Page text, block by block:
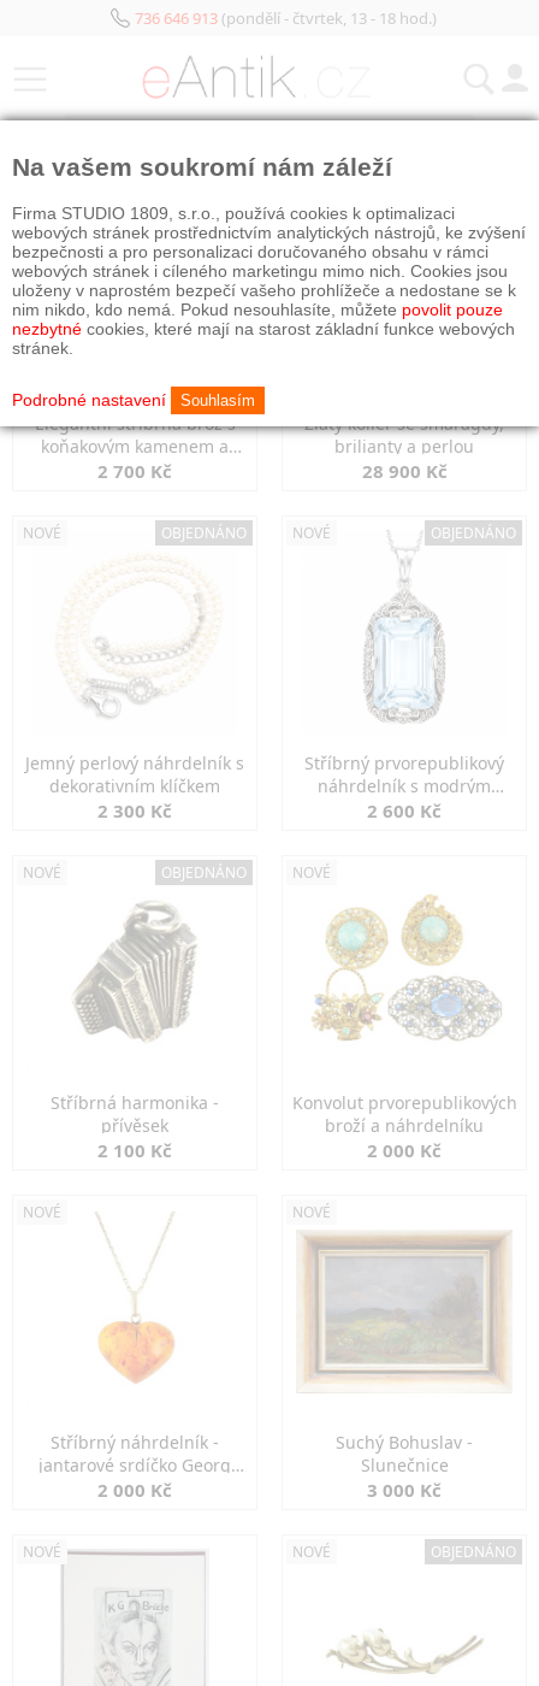
736 646 913(pondělí - čtvrtek, 13 - 18 hod.)
Elegantní stříbrná brož s
koňakovým kamenem a
markazity
2 700 Kč
Zlatý kolier se smaragdy,
brilianty a perlou
28 900 Kč
NOVÉ OBJEDNÁNO
Jemný perlový náhrdelník s
dekorativním klíčkem
2 300 Kč
NOVÉ OBJEDNÁNO
Stříbrný prvorepublikový
náhrdelník s modrým
spinelem
2 600 Kč
NOVÉ OBJEDNÁNO
Stříbrná harmonika -
přívěsek
2 100 Kč
NOVÉ
Konvolut prvorepublikových
broží a náhrdelníku
2 000 Kč
NOVÉ
Stříbrný náhrdelník -
jantarové srdíčko Georg
Kramer
2 000 Kč
NOVÉ
Suchý Bohuslav -
Slunečnice
3 000 Kč
NOVÉ NOVÉ OBJEDNÁNO
Na vašem soukromí nám záleží
Firma STUDIO 1809, s.r.o., používá cookies k optimalizaci
webových stránek prostřednictvím analytických nástrojů, ke zvýšení
bezpečnosti a pro personalizaci doručovaného obsahu v rámci
webových stránek i cíleného marketingu mimo nich. Cookies jsou
uloženy v naprostém bezpečí vašeho prohlížeče a nedostane se k
nim nikdo, kdo nemá. Pokud nesouhlasíte, můžete povolit pouze
nezbytné cookies, které mají na starost základní funkce webových
stránek.
Podrobné nastavení Souhlasím